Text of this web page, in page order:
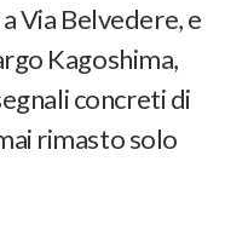
Via Belvedere, e
Kagoshima,
concreti di
rimasto solo